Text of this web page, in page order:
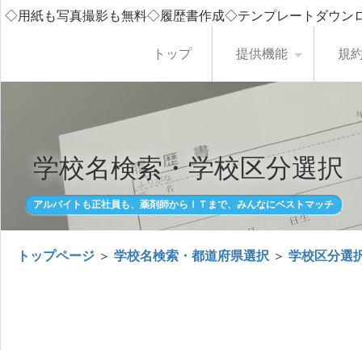
◇用紙も写真撮影も無料◇履歴書作成◇テンプレートダウ
トップ 提供機能 規
学校名検索・学校区分選択
アルバイトも正社員も、薬剤師からＩＴまで、みんなにベストマッチ
トップページ ＞ 学校名検索・都道府県選択 ＞ 学校区分選